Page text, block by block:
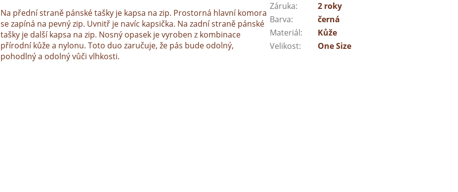
Na přední straně pánské tašky je kapsa na zip. Prostorná hlavní komora
se zapíná na pevný zip. Uvnitř je navíc kapsička. Na zadní straně pánské
tašky je další kapsa na zip. Nosný opasek je vyroben z kombinace
přírodní kůže a nylonu. Toto duo zaručuje, že pás bude odolný,
pohodlný a odolný vůči vlhkosti.
Záruka:
2 roky
Barva:
černá
Materiál:
Kůže
Velikost: One Size